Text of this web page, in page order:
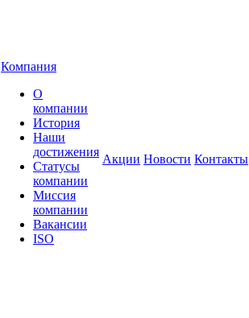
Компания
О
компании
История
Наши
достижения
Статусы
компании
Миссия
компании
Вакансии
ISO
Акции Новости Контакты